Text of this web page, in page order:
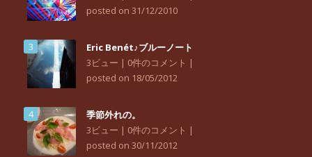
posted on 31/12/2010
Eric Benét♪ブルーノート
3ビュー | 0件のコメント |
posted on 18/05/2012
季節外れの。
3ビュー | 0件のコメント |
posted on 30/11/2012